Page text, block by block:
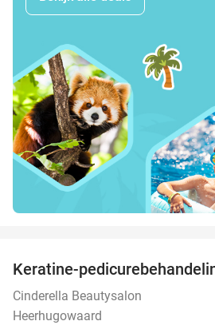
Keratine-
Cinderella Beautysalon
Heerhugowaard